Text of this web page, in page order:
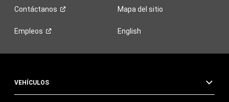
Contáctanos Mapa del sitio
Empleos English
VEHÍCULOS